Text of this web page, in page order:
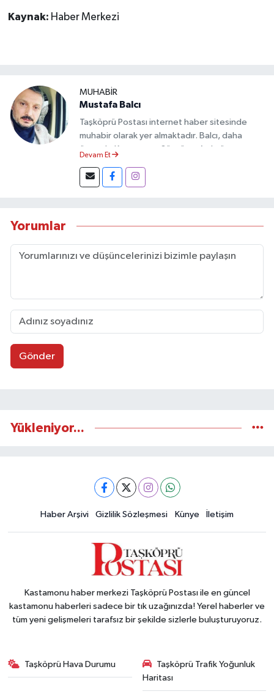
Kaynak: Haber Merkezi
MUHABİR
Mustafa Balcı
Taşköprü Postası internet haber sitesinde
muhabir olarak yer almaktadır. Balcı, daha
önce de Kastamonu Sözcü ve Açıksöz
yaptı. Mustafa Balcı bir dönem İhlas Haber
Ajansı (İHA)'nın Kastamonu muhabirliğini de
Devam Et
Yorumlar
Gönder
Yükleniyor...
Haber Arşivi Gizlilik Sözleşmesi Künye İletişim
Kastamonu haber merkezi Taşköprü Postası ile en güncel
kastamonu haberleri sadece bir tık uzağınızda! Yerel haberler ve
tüm yeni gelişmeleri tarafsız bir şekilde sizlerle buluşturuyoruz.
Taşköprü Hava Durumu
Taşköprü Trafik Yoğunluk
Haritası